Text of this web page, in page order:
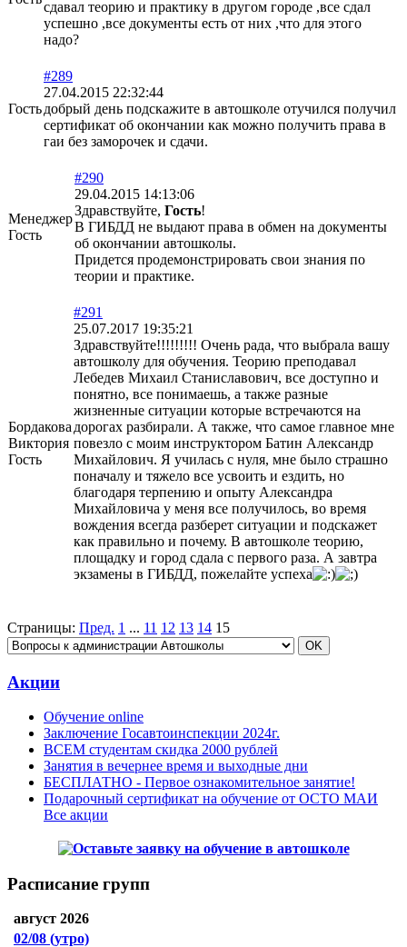
сдавал теорию и практику в другом городе ,все сдал
успешно ,все документы есть от них ,что для этого
надо?
Гость
#289
27.04.2015 22:32:44
добрый день подскажите в автошколе отучился получил
сертификат об окончании как можно получить права в
гаи без заморочек и сдачи.
Менеджер
Гость
#290
29.04.2015 14:13:06
Здравствуйте, Гость!
В ГИБДД не выдают права в обмен на документы
об окончании автошколы.
Придется продемонстрировать свои знания по
теории и практике.
Бордакова
Виктория
Гость
#291
25.07.2017 19:35:21
Здравствуйте!!!!!!!!! Очень рада, что выбрала вашу
автошколу для обучения. Теорию преподавал
Лебедев Михаил Станиславович, все доступно и
понятно, все понимаешь, а также разные
жизненные ситуации которые встречаются на
дорогах разбирали. А также, что самое главное мне
повезло с моим инструктором Батин Александр
Михайлович. Я училась с нуля, мне было страшно
поначалу и тяжело все усвоить и ездить, но
благодаря терпению и опыту Александра
Михайловича у меня все получилось, во время
вождения всегда разберет ситуации и подскажет
как правильно и почему. В автошколе теорию,
площадку и город сдала с первого раза. А завтра
экзамены в ГИБДД, пожелайте успеха
Страницы: Пред. 1 ... 11 12 13 14 15
Акции
Обучение online
Заключение Госавтоинспекции 2024г.
ВСЕМ студентам скидка 2000 рублей
Занятия в вечернее время и выходные дни
БЕСПЛАТНО - Первое ознакомительное занятие!
Подарочный сертификат на обучение от ОСТО МАИ
Все акции
Расписание групп
август 2026
02/08 (утро)